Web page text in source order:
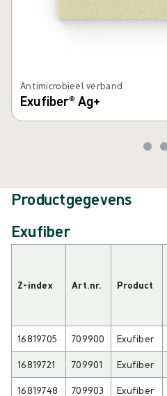
Antimicrobieel verband
Exufiber® Ag+
Productgegevens
Exufiber
Z-index Art.nr. Product
16819705 709900 Exufiber
16819721 709901 Exufiber
16819748 709903 Exufiber